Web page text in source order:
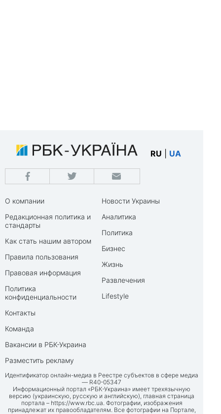
RU UA
О компании
Редакционная политика и
стандарты
Как стать нашим автором
Правила пользования
Правовая информация
Политика
конфиденциальности
Контакты
Команда
Вакансии в РБК-Украина
Разместить рекламу
Новости Украины
Аналитика
Политика
Бизнес
Жизнь
Развлечения
Lifestyle
Идентификатор онлайн-медиа в Реестре субъектов в сфере медиа
— R40-05347
Информационный портал «РБК-Украина» имеет трехязычную
версию (украинскую, русскую и английскую), главная страница
портала – https://www.rbc.ua. Фотографии, изображения
принадлежат их правообладателям. Все фотографии на Портале,